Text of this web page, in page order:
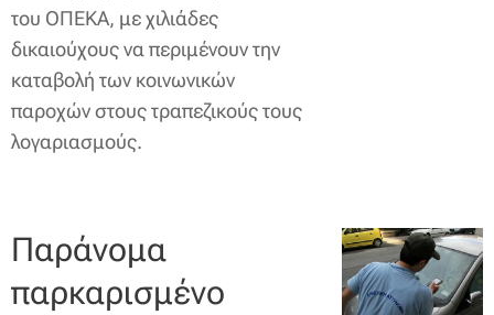
του ΟΠΕΚΑ, με χιλιάδες
δικαιούχους να περιμένουν την
καταβολή των κοινωνικών
παροχών στους τραπεζικούς τους
λογαριασμούς.
Παράνομα
παρκαρισμένο